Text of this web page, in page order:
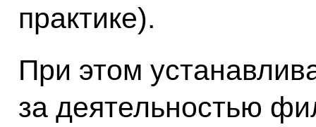
практике).
При этом
за деятельностью